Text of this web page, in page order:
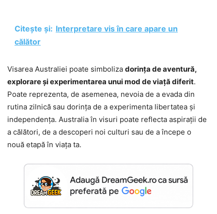
Citește și: Interpretare vis în care apare un
călător
Visarea Australiei poate simboliza dorința de aventură,
explorare și experimentarea unui mod de viață diferit.
Poate reprezenta, de asemenea, nevoia de a evada din
rutina zilnică sau dorința de a experimenta libertatea și
independența. Australia în visuri poate reflecta aspirații de
a călători, de a descoperi noi culturi sau de a începe o
nouă etapă în viața ta.